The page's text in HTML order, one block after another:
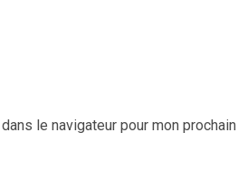
le navigateur pour mon